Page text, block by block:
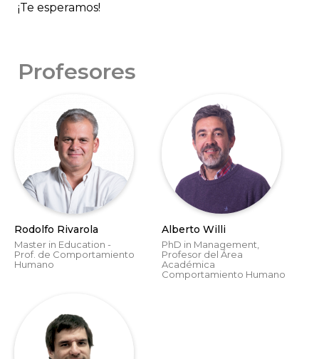
¡Te esperamos!
Profesores
Rodolfo Rivarola
Master in Education -
Prof. de Comportamiento
Humano
Alberto Willi
PhD in Management,
Profesor del Área
Académica
Comportamiento Humano